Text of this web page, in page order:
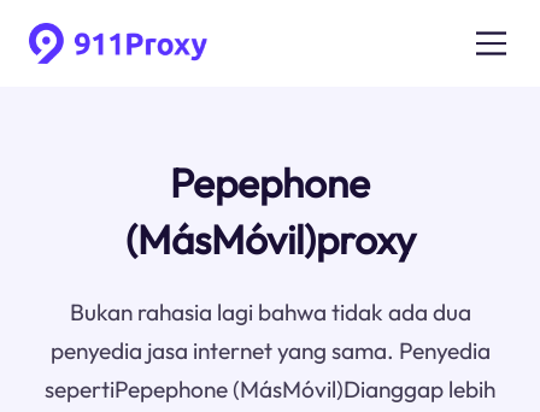
Pepephone
(MásMóvil)proxy
Bukan rahasia lagi bahwa tidak ada dua
penyedia jasa internet yang sama. Penyedia
sepertiPepephone (MásMóvil)Dianggap lebih